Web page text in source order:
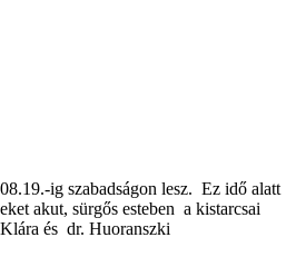
ig szabadságon lesz. Ez idő alatt
akut, sürgős esteben a kistarcsai
és dr. Huoranszki